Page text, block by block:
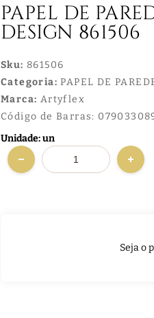
PAPEL DE
DESIGN 861506
Sku: 861506
Categoria: PAPEL DE
Marca: Artyflex
Código de Barras:
Seja o
Unidade: un